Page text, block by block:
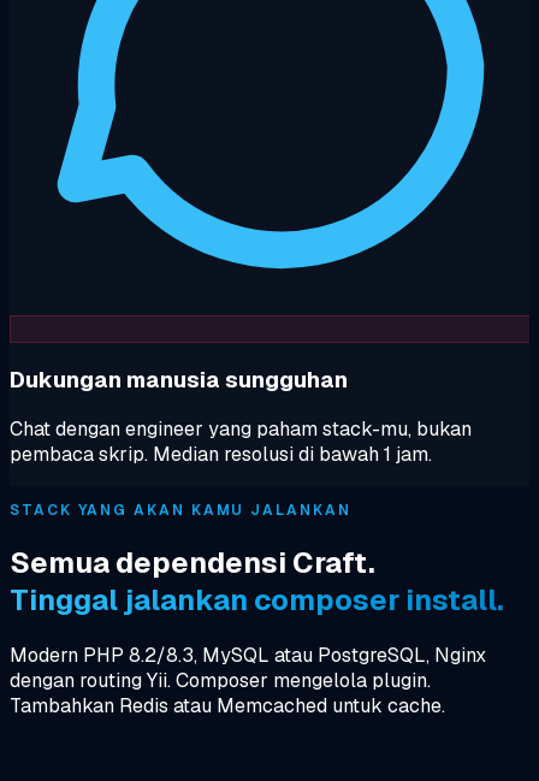
Dukungan manusia sungguhan
Chat dengan engineer yang paham stack-mu, bukan
pembaca skrip. Median resolusi di bawah 1 jam.
STACK YANG AKAN KAMU JALANKAN
Semua dependensi Craft.
Tinggal jalankan composer install.
Modern PHP 8.2/8.3, MySQL atau PostgreSQL, Nginx
dengan routing Yii. Composer mengelola plugin.
Tambahkan Redis atau Memcached untuk cache.